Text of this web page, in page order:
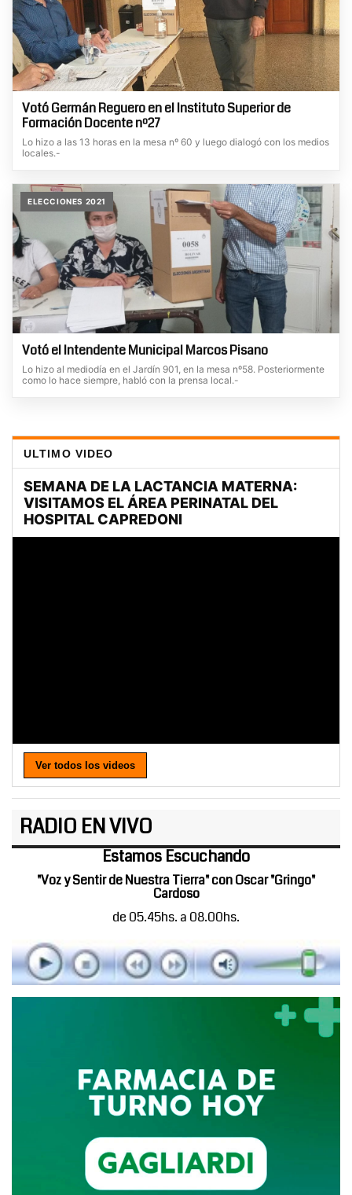
Votó Germán Reguero en el Instituto Superior de
Formación Docente nº27
Lo hizo a las 13 horas en la mesa nº 60 y luego dialogó con los medios
locales.-
ELECCIONES 2021
Votó el Intendente Municipal Marcos Pisano
Lo hizo al mediodía en el Jardín 901, en la mesa nº58. Posteriormente
como lo hace siempre, habló con la prensa local.-
ULTIMO VIDEO
Ver todos los videos
RADIO EN VIVO
Estamos Escuchando
"Voz y Sentir de Nuestra Tierra" con Oscar "Gringo"
Cardoso
de 05.45hs. a 08.00hs.